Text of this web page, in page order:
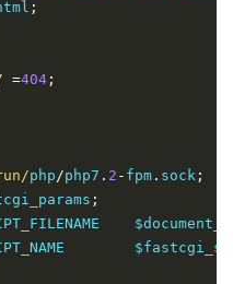
;
=404 ;
php /php7 . 2 - fpm . sock ;
;